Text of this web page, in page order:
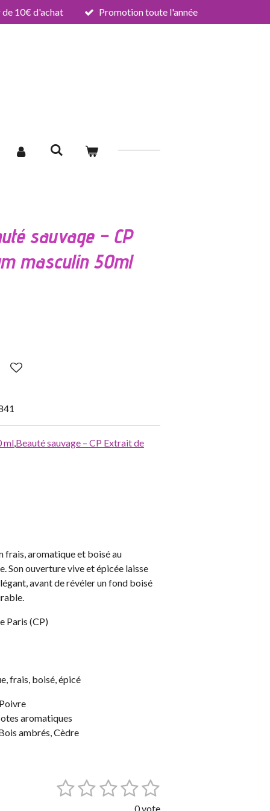
10€ d'achat Promotion toute l'année
sauvage – CP
masculin 50ml
ml Beauté sauvage – CP Extrait de
frais, aromatique et boisé au
Son ouverture vive et épicée laisse
avant de révéler un fond boisé
Paris (CP)
frais, boisé, épicé
aromatiques
ambrés, Cèdre
1 2 3 4 5
v
0 vote